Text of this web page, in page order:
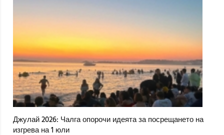
Джулай 2026: Чалга опорочи идеята за посрещането на
изгрева на 1 юли